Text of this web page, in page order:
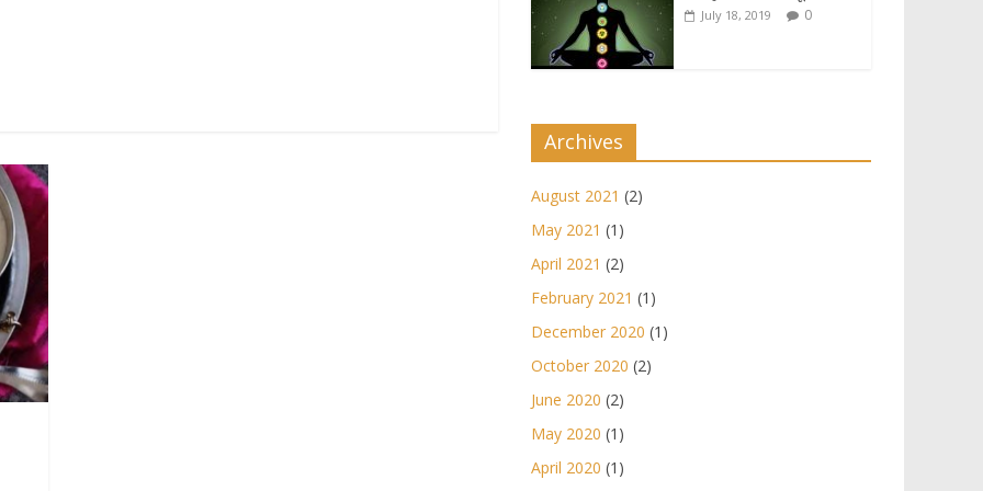
July 18, 2019 0
Archives
August 2021 (2)
May 2021 (1)
April 2021 (2)
February 2021 (1)
December 2020 (1)
October 2020 (2)
June 2020 (2)
May 2020 (1)
April 2020 (1)